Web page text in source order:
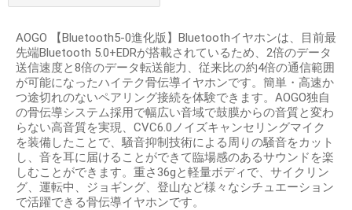
AOGO 【Bluetooth5-0進化版】Bluetoothイヤホンは、目前最
先端Bluetooth 5.0+EDRが搭載されているため、2倍のデータ
送信速度と8倍のデータ転送能力、従来比の約4倍の通信範囲
が可能になったハイテク骨伝導イヤホンです。簡単・高速か
つ途切れのないペアリング接続を体験できます。AOGO独自
の骨伝導システム採用で幅広い音域で鼓膜からの音質と変わ
らない高音質を実現、CVC6.0ノイズキャンセリングマイク
を装備したことで、騒音抑制技術による周りの騒音をカット
し、音を耳に届けることができて臨場感のあるサウンドを楽
しむことができます。重さ36gと軽量ボディで、サイクリン
グ、運転中、ジョギング、登山など様々なシチュエーション
で活躍できる骨伝導イヤホンです。